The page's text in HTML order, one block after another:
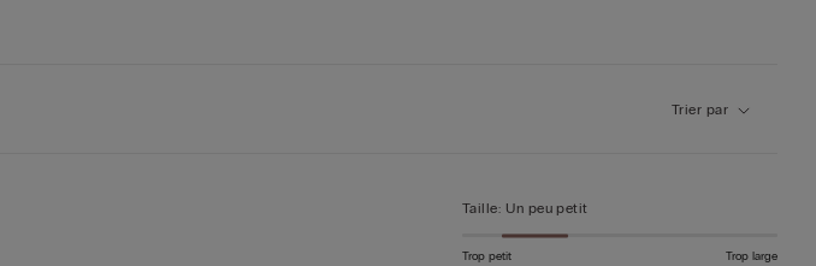
Trier par
Taille: Un peu petit
Trop petit Trop large